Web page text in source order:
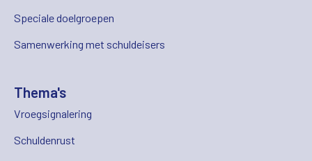
Speciale doelgroepen
Samenwerking met schuldeisers
Thema's
Vroegsignalering
Schuldenrust